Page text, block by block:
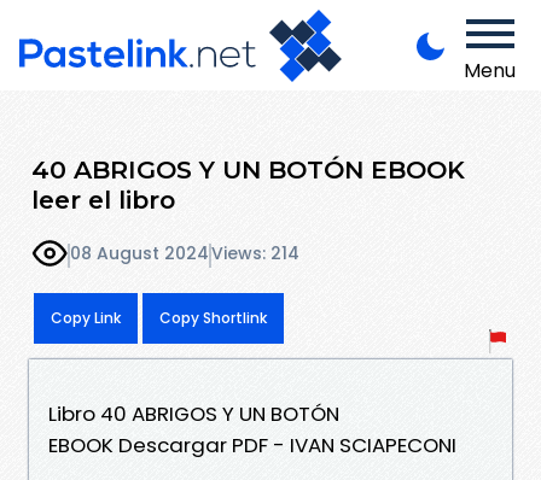
Menu
40 ABRIGOS Y UN BOTÓN EBOOK
leer el libro
08 August 2024Views: 214
Copy Link Copy Shortlink
Libro 40 ABRIGOS Y UN BOTÓN
EBOOK Descargar PDF - IVAN SCIAPECONI